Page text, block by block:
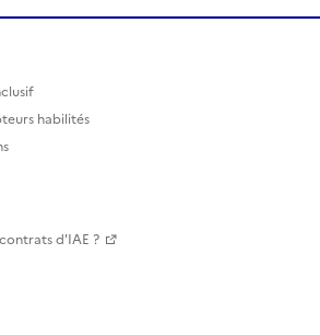
habilités
d'IAE ?